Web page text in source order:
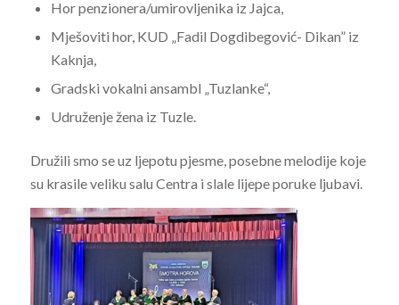
Hor penzionera/umirovljenika iz Jajca,
Mješoviti hor, KUD „Fadil Dogdibegović- Dikan” iz
Kaknja,
Gradski vokalni ansambl „Tuzlanke“,
Udruženje žena iz Tuzle.
Družili smo se uz ljepotu pjesme, posebne melodije koje
su krasile veliku salu Centra i slale lijepe poruke ljubavi.